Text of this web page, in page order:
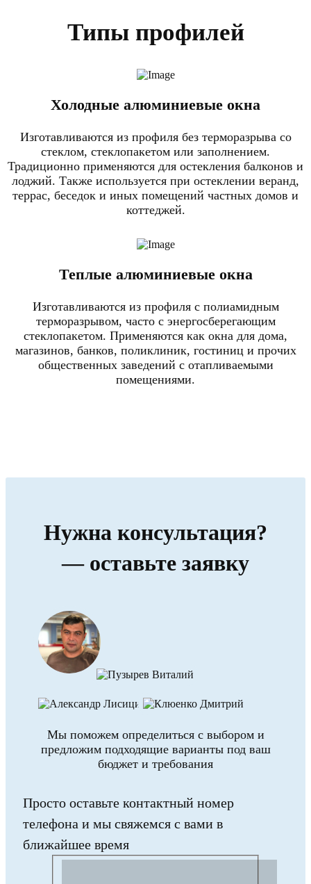
Типы профилей
Холодные алюминиевые окна
Изготавливаются из профиля без терморазрыва со
стеклом, стеклопакетом или заполнением.
Традиционно применяются для остекления балконов и
лоджий. Также используется при остеклении веранд,
террас, беседок и иных помещений частных домов и
коттеджей.
Теплые алюминиевые окна
Изготавливаются из профиля с полиамидным
терморазрывом, часто с энергосберегающим
стеклопакетом. Применяются как окна для дома,
магазинов, банков, поликлиник, гостиниц и прочих
общественных заведений с отапливаемыми
помещениями.
Нужна консультация?
— оставьте заявку
Мы поможем определиться с выбором и
предложим подходящие варианты под ваш
бюджет и требования
Просто оставьте контактный номер
телефона и мы свяжемся с вами в
ближайшее время